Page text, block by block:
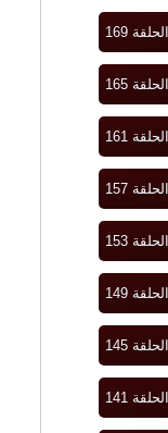
الحلقة 169
الحلقة 165
الحلقة 161
الحلقة 157
الحلقة 153
الحلقة 149
الحلقة 145
الحلقة 141